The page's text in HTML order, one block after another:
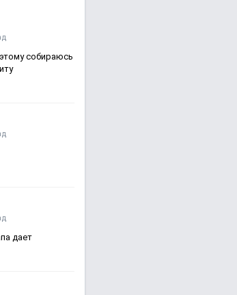
собираюсь
дает